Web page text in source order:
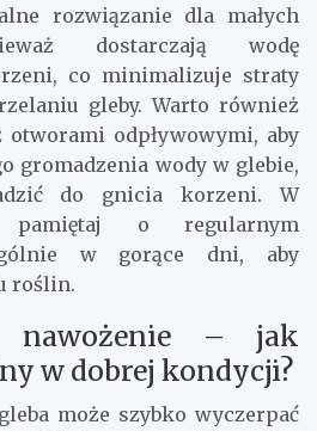
rozwiązanie dla małych
dostarczają wodę
co minimalizuje straty
gleby. Warto również
odpływowymi, aby
gromadzenia wody w glebie,
do gnicia korzeni. W
pamiętaj o regularnym
w gorące dni, aby
roślin.
nawożenie – jak
w dobrej kondycji?
może szybko wyczerpać